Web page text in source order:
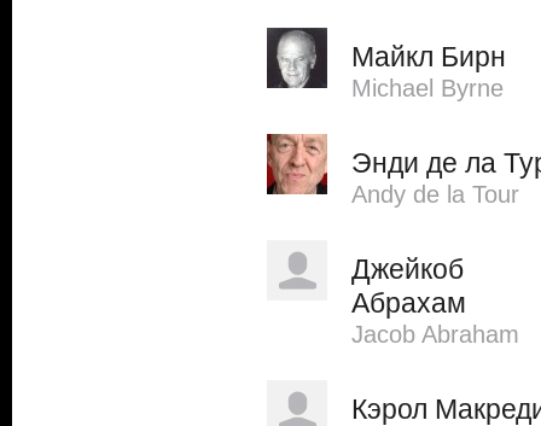
Майкл Бирн
Michael Byrne
Энди де ла
Andy de la Tour
Джейкоб
Абрахам
Jacob Abraham
Кэрол